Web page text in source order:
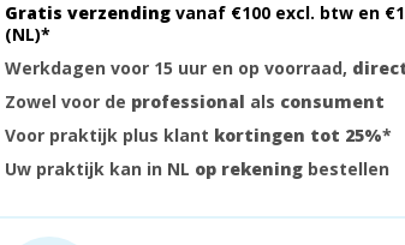
Gratis verzending vanaf €100 excl. btw en
(NL)*
Werkdagen voor 15 uur en op voorraad,
Zowel voor de professional als consument
Voor praktijk plus klant kortingen tot 25%*
Uw praktijk kan in NL op rekening bestellen